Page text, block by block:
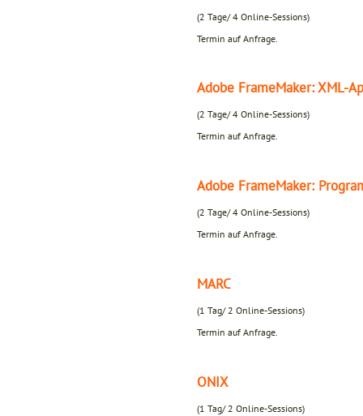
(2 Tage/ 4 Online-Sessions)
Termin auf Anfrage.
Adobe FrameMaker: XML-
(2 Tage/ 4 Online-Sessions)
Termin auf Anfrage.
Adobe FrameMaker:
(2 Tage/ 4 Online-Sessions)
Termin auf Anfrage.
MARC
(1 Tag/ 2 Online-Sessions)
Termin auf Anfrage.
ONIX
(1 Tag/ 2 Online-Sessions)